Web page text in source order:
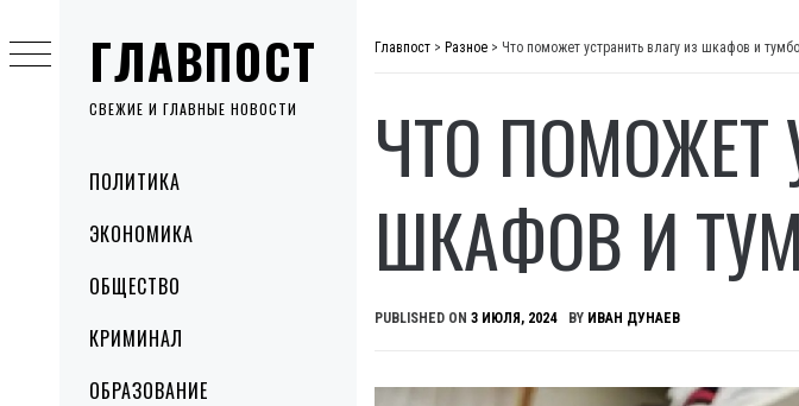
ГЛАВПОСТ
СВЕЖИЕ И ГЛАВНЫЕ НОВОСТИ
MenuПОЛИТИКА
ЭКОНОМИКА
ОБЩЕСТВО
КРИМИНАЛ
ОБРАЗОВАНИЕ
to
content
Главпост > Разное > Что поможет устранить влагу из шкафов и
ЧТО ПОМОЖЕТ
ШКАФОВ И
PUBLISHED ON 3 ИЮЛЯ, 2024 BY ИВАН ДУНАЕВ